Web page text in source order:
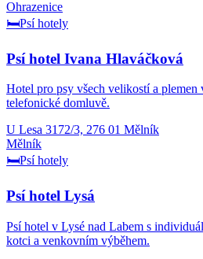
Ohrazenice
🛏️Psí hotely
Psí hotel Ivana Hlaváčková
Hotel pro psy všech velikostí a
telefonické domluvě.
U Lesa 3172/3, 276 01 Mělník
Mělník
🛏️Psí hotely
Psí hotel Lysá
Psí hotel v Lysé nad Labem s
kotci a venkovním výběhem.